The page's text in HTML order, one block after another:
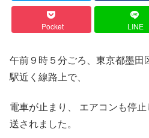
Pocket LINE
午前９時５分ごろ、東京都墨
駅近く線路上で、
電車が止まり、 エアコンも停
送されました。